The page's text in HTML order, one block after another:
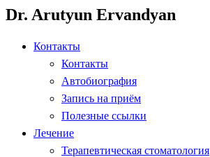
Dr. Arutyun Ervandyan
Контакты
Контакты
Автобиография
Запись на приём
Полезные ссылки
Лечение
Терапевтическая стоматология